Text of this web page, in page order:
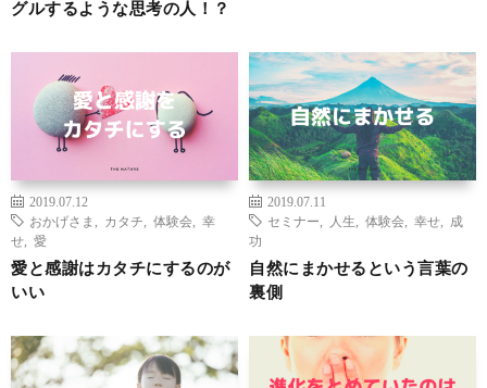
グルするような思考の人！？
2019.07.12
おかげさま
カタチ 体験会
幸
せ
愛
愛と感謝はカタチにするのが
いい
2019.07.11
セミナー
人生 体験会 幸せ
成
功
自然にまかせるという言葉の
裏側